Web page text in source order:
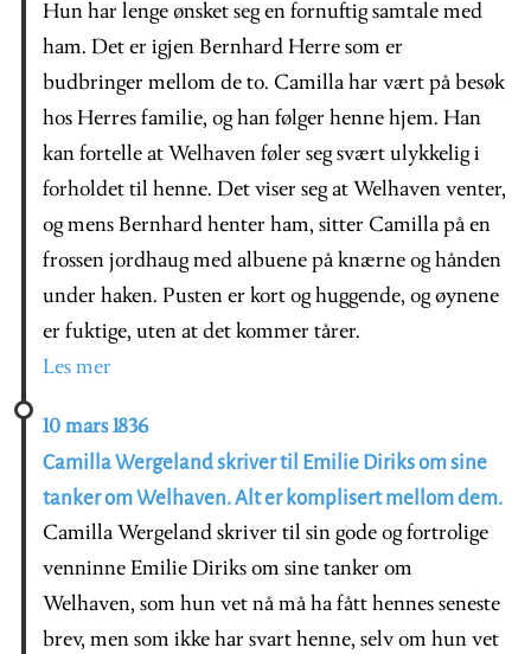
Hun har lenge ønsket seg en fornuftig samtale med
ham. Det er igjen Bernhard Herre som er
budbringer mellom de to. Camilla har vært på besøk
hos Herres familie, og han følger henne hjem. Han
kan fortelle at Welhaven føler seg svært ulykkelig i
forholdet til henne. Det viser seg at Welhaven venter,
og mens Bernhard henter ham, sitter Camilla på en
frossen jordhaug med albuene på knærne og hånden
under haken. Pusten er kort og huggende, og øynene
er fuktige, uten at det kommer tårer.
Les mer
10 mars 1836
Camilla Wergeland skriver til Emilie Diriks om sine
tanker om Welhaven. Alt er komplisert mellom dem.
Camilla Wergeland skriver til sin gode og fortrolige
venninne Emilie Diriks om sine tanker om
Welhaven, som hun vet nå må ha fått hennes seneste
brev, men som ikke har svart henne, selv om hun vet